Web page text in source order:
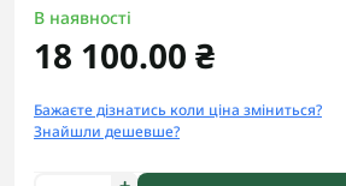
В наявності
18 100.00 ₴
Бажаєте дізнатись коли ціна зміниться?
Знайшли дешевше?